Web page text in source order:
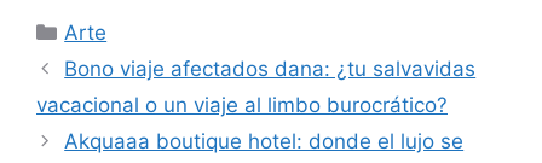
Categorías
Arte
Bono viaje afectados dana: ¿tu salvavidas
vacacional o un viaje al limbo burocrático?
Akquaaa boutique hotel: donde el lujo se